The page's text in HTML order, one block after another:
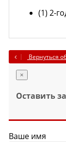
(1) 2-
Вернуться
×
Оставить
Ваше имя